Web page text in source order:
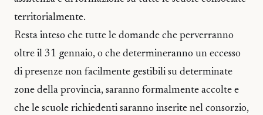
territorialmente.
Resta inteso che tutte le domande che perverranno
oltre il 31 gennaio, o che determineranno un eccesso
di presenze non facilmente gestibili su determinate
zone della provincia, saranno formalmente accolte e
che le scuole richiedenti saranno inserite nel consorzio,